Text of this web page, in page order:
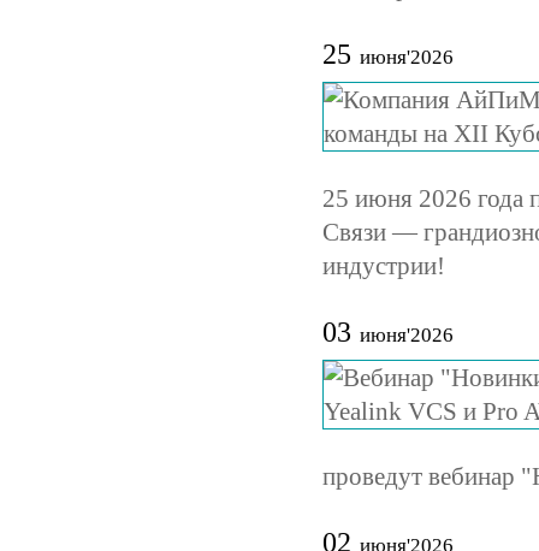
25 июня'2026
25 июня 2026 года
Связи —
индустрии!
03 июня'2026
проведут вебинар
02 июня'2026